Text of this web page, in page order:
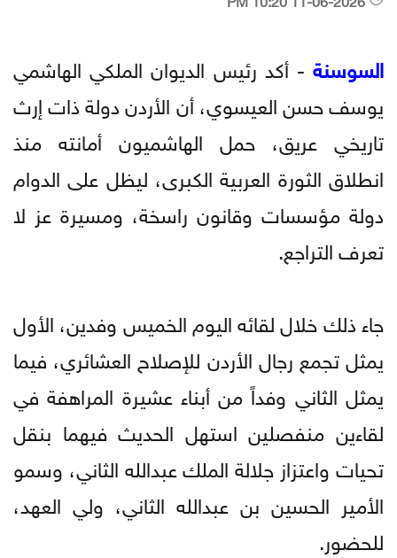
السوسنة - أكد رئيس الديوان الملكي الهاشمي
يوسف حسن العيسوي، أن الأردن دولة ذات إرث
تاريخي عريق، حمل الهاشميون أمانته منذ
انطلاق الثورة العربية الكبرى، ليظل على الدوام
دولة مؤسسات وقانون راسخة، ومسيرة عز لا
تعرف التراجع.
جاء ذلك خلال لقائه اليوم الخميس وفدين، الأول
يمثل تجمع رجال الأردن للإصلاح العشائري، فيما
يمثل الثاني وفداً من أبناء عشيرة المراهفة في
لقاءين منفصلين استهل الحديث فيهما بنقل
تحيات واعتزاز جلالة الملك عبدالله الثاني، وسمو
الأمير الحسين بن عبدالله الثاني، ولي العهد،
للحضور.